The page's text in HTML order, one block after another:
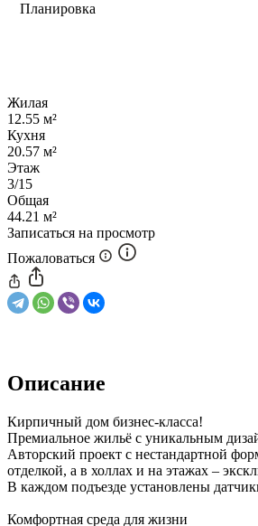
Планировка
Жилая
12.55 м²
Кухня
20.57 м²
Этаж
3/15
Общая
44.21 м²
Записаться на просмотр
Пожаловаться
Описание
Кирпичный дом бизнес-класса!
Премиальное жильё с уникальным
Авторский проект с нестандартной
отделкой, а в холлах и на этажах –
В каждом подъезде установлены
Комфортная среда для жизни